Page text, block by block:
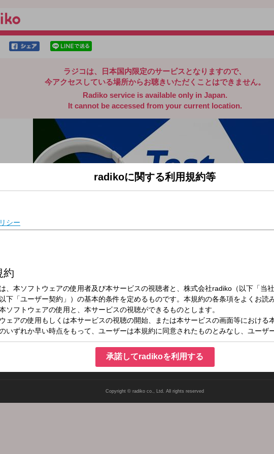
ラジコは、日本国内限定のサービスとなりますので、
今アクセスしている場所からお聴きいただくことはできません。
Radiko service is available only in Japan.
It cannot be accessed from your current location.
2026年5月24日（日）05:00～05:55
テスト音楽
Copyright © radiko co., Ltd. All rights reserved
radikoに関する利用規約等
承諾してradikoを利用する